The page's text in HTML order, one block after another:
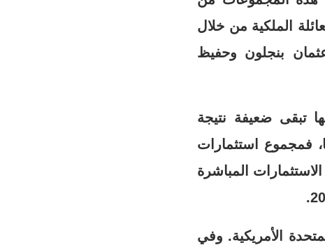
الملكية من خلال
بنجلون وحفيظ
تبقى ضعيفة نتيجة
فمجموع استثمارات
2.2 مليار دولار سنة 2017 ولا تمثل الاستثمارات المباشرة
الأمريكية. وفي